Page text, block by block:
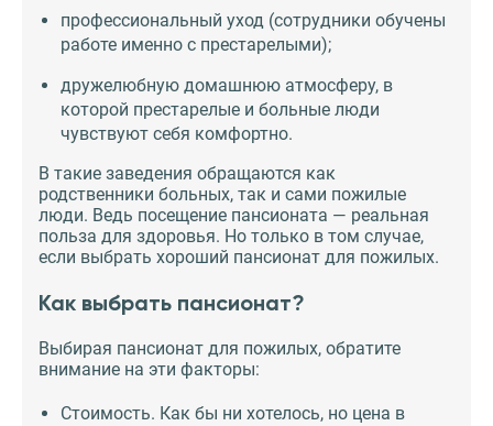
профессиональный уход (сотрудники обучены
работе именно с престарелыми);
дружелюбную домашнюю атмосферу, в
которой престарелые и больные люди
чувствуют себя комфортно.
В такие заведения обращаются как
родственники больных, так и сами пожилые
люди. Ведь посещение пансионата — реальная
польза для здоровья. Но только в том случае,
если выбрать хороший пансионат для пожилых.
Как выбрать пансионат?
Выбирая пансионат для пожилых, обратите
внимание на эти факторы:
Стоимость. Как бы ни хотелось, но цена в